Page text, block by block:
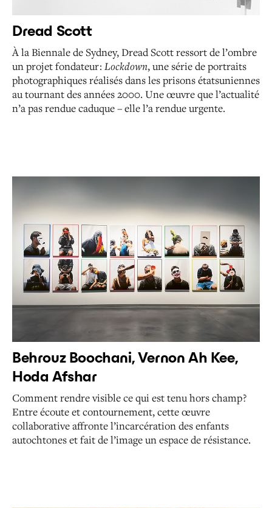
Dread Scott
À la Biennale de Sydney, Dread Scott ressort de l’ombre
un projet fondateur : Lockdown, une série de portraits
photographiques réalisés dans les prisons étatsuniennes
au tournant des années 2000. Une œuvre que l’actualité
n’a pas rendue caduque – elle l’a rendue urgente.
Behrouz Boochani, Vernon Ah Kee,
Hoda Afshar
Comment rendre visible ce qui est tenu hors champ ?
Entre écoute et contournement, cette œuvre
collaborative affronte l’incarcération des enfants
autochtones et fait de l’image un espace de résistance.